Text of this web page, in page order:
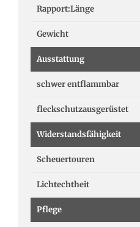
Rapport:Länge
Gewicht
Ausstattung
schwer entflammbar
fleckschutzausgerüstet
Widerstandsfähigkeit
Scheuertouren
Lichtechtheit
Pflege